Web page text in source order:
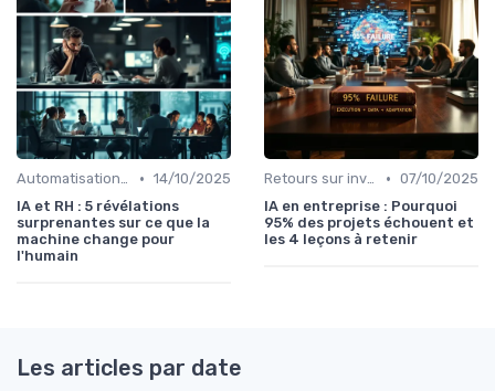
Automatisation des tâches par IA • 14/10/2025
IA et RH : 5 révélations
surprenantes sur ce que la
machine change pour
l'humain
Retours sur investissement de l'IA • 07/10/2025
IA en entreprise : Pourquoi
95% des projets échouent et
les 4 leçons à retenir
Les articles par date